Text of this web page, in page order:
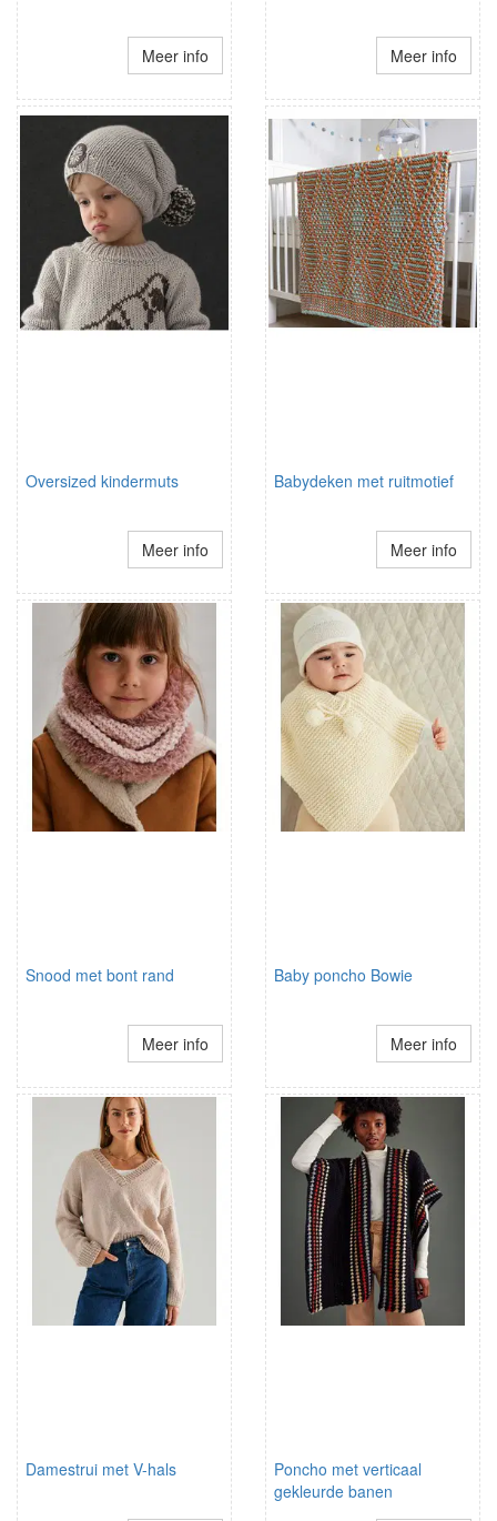
Meer info Meer info
Oversized kindermuts
Meer info
Babydeken met ruitmotief
Meer info
Snood met bont rand
Meer info
Baby poncho Bowie
Meer info
Damestrui met V-hals
Poncho met verticaal
gekleurde banen